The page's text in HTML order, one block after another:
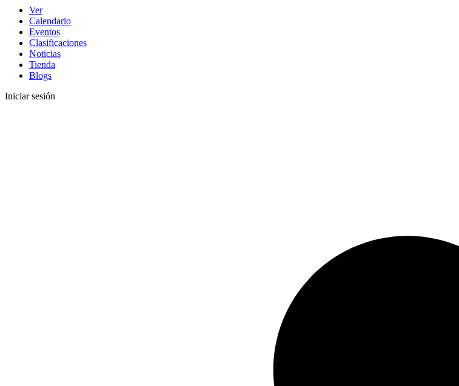
Ver
Calendario
Eventos
Clasificaciones
Noticias
Tienda
Blogs
Iniciar sesión